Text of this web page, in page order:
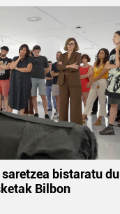
bistaratu du
Bilbon